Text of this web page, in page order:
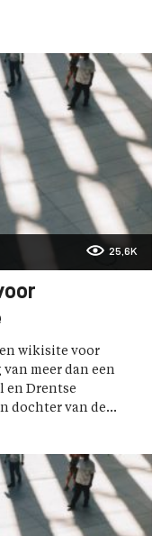
25,6K
wikisite voor
meer dan een
en Drentse
dochter van de...